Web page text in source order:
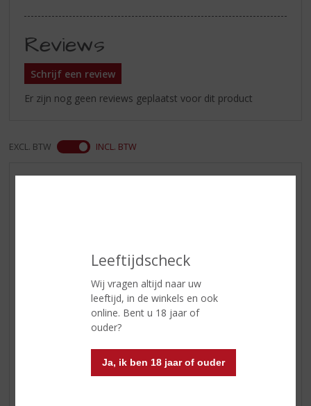
Leeftijdscheck
Wij vragen altijd naar uw
leeftijd, in de winkels en ook
online. Bent u 18 jaar of
ouder?
Ja, ik ben 18 jaar of ouder
Reviews
Schrijf een review
Er zijn nog geen reviews geplaatst voor dit product
EXCL. BTW INCL. BTW
WIJN VAN DE MAAND
WHISKY VAN DE MAAND
RUM VAN DE MAAND
BIER VAN DE MAAND
SPIRIT VAN DE MAAND
EXCLUSIEF TOPSLIJTER